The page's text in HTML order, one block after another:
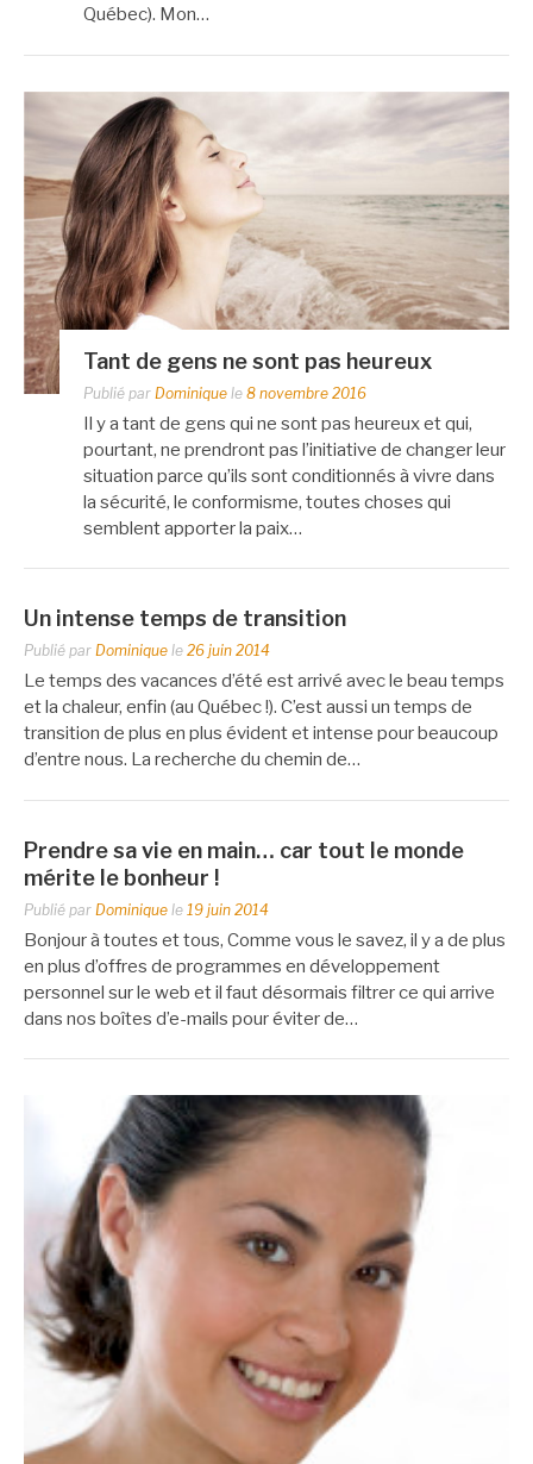
Québec). Mon…
Tant de gens ne sont pas heureux
Publié par Dominique le 8 novembre 2016
Il y a tant de gens qui ne sont pas heureux et qui,
pourtant, ne prendront pas l’initiative de changer leur
situation parce qu’ils sont conditionnés à vivre dans
la sécurité, le conformisme, toutes choses qui
semblent apporter la paix…
Un intense temps de transition
Publié par Dominique le 26 juin 2014
Le temps des vacances d’été est arrivé avec le beau temps
et la chaleur, enfin (au Québec !). C’est aussi un temps de
transition de plus en plus évident et intense pour beaucoup
d’entre nous. La recherche du chemin de…
Prendre sa vie en main… car tout le monde
mérite le bonheur !
Publié par Dominique le 19 juin 2014
Bonjour à toutes et tous, Comme vous le savez, il y a de plus
en plus d’offres de programmes en développement
personnel sur le web et il faut désormais filtrer ce qui arrive
dans nos boîtes d’e-mails pour éviter de…